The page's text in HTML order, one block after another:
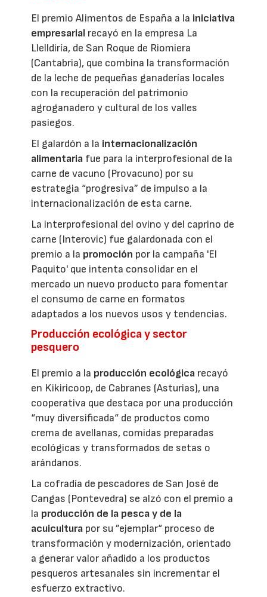
El premio Alimentos de España a la iniciativa
empresarial recayó en la empresa La
Llelldiría, de San Roque de Riomiera
(Cantabria), que combina la transformación
de la leche de pequeñas ganaderías locales
con la recuperación del patrimonio
agroganadero y cultural de los valles
pasiegos.
El galardón a la internacionalización
alimentaria fue para la interprofesional de la
carne de vacuno (Provacuno) por su
estrategia “progresiva” de impulso a la
internacionalización de esta carne.
La interprofesional del ovino y del caprino de
carne (Interovic) fue galardonada con el
premio a la promoción por la campaña 'El
Paquito' que intenta consolidar en el
mercado un nuevo producto para fomentar
el consumo de carne en formatos
adaptados a los nuevos usos y tendencias.
Producción ecológica y sector
pesquero
El premio a la producción ecológica recayó
en Kikiricoop, de Cabranes (Asturias), una
cooperativa que destaca por una producción
“muy diversificada“ de productos como
crema de avellanas, comidas preparadas
ecológicas y transformados de setas o
arándanos.
La cofradía de pescadores de San José de
Cangas (Pontevedra) se alzó con el premio a
la producción de la pesca y de la
acuicultura por su ”ejemplar“ proceso de
transformación y modernización, orientado
a generar valor añadido a los productos
pesqueros artesanales sin incrementar el
esfuerzo extractivo.